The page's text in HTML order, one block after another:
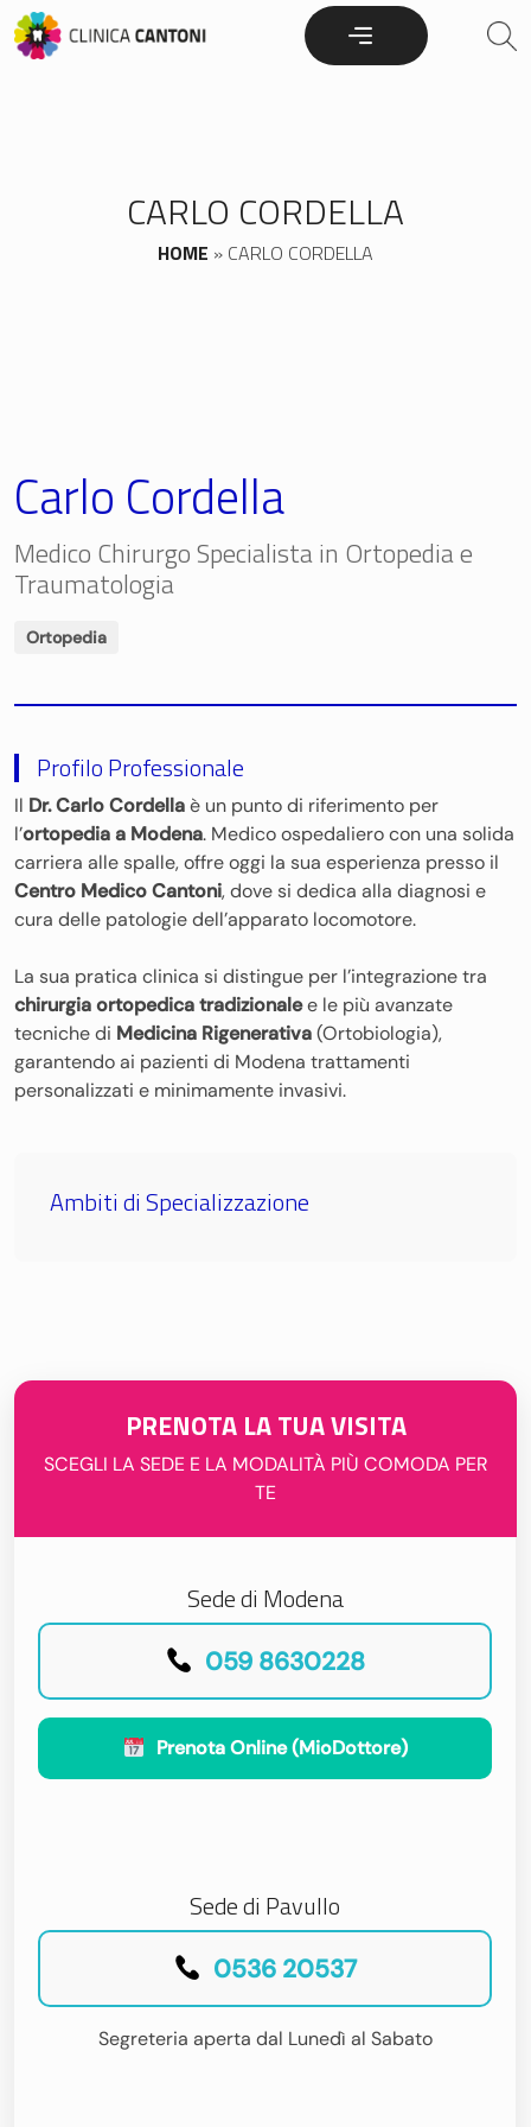
Skip
to
CARLO CORDELLA
HOME » CARLO CORDELLA
Carlo Cordella
Medico Chirurgo Specialista in Ortopedia e
Traumatologia
Ortopedia
Profilo Professionale
Il Dr. Carlo Cordellaè un punto di riferimento per
l’ortopedia a Modena. Medico ospedaliero con una solida
carriera alle spalle, offre oggi la sua esperienza presso il
Centro Medico Cantoni, dove si dedica alla diagnosi e
cura delle patologie dell’apparato locomotore.
La sua pratica clinica si distingue per l’integrazione tra
chirurgia ortopedica tradizionalee le più avanzate
tecniche di Medicina Rigenerativa(Ortobiologia),
garantendo ai pazienti di Modena trattamenti
personalizzati e minimamente invasivi.
Ambiti di Specializzazione
PRENOTA LA TUA VISITA
SCEGLI LA SEDE E LA MODALITÀ PIÙ COMODA PER
TE
Sede di Modena
059 8630228
Prenota Online (MioDottore)
Sede di Pavullo
0536 20537
Segreteria aperta dal Lunedì al Sabato